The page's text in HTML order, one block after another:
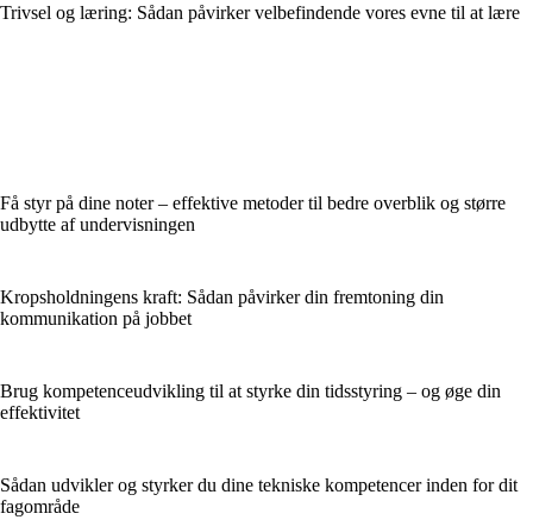
Trivsel og læring: Sådan påvirker velbefindende vores evne til at lære
Få styr på dine noter – effektive metoder til bedre overblik og større
udbytte af undervisningen
Kropsholdningens kraft: Sådan påvirker din fremtoning din
kommunikation på jobbet
Brug kompetenceudvikling til at styrke din tidsstyring – og øge din
effektivitet
Sådan udvikler og styrker du dine tekniske kompetencer inden for dit
fagområde